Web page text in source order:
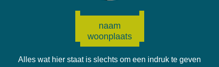
naam
woonplaats
Alles wat hier staat is slechts om een indruk te geven